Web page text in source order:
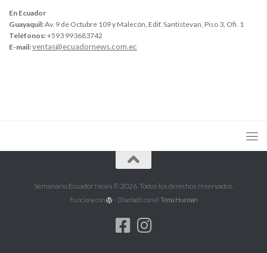
En Ecuador
Guayaquil:Av. 9 de Octubre 109 y Malecón, Edif. Santistevan, Piso 3, Ofi. 1
Teléfonos:+593 993683742
E-mail:ventas@ecuadornews.com.ec
Semanario Ecuador News © 2026. Todos los derechos reservados.
Funciona con - Diseñado con el Tema Hueman